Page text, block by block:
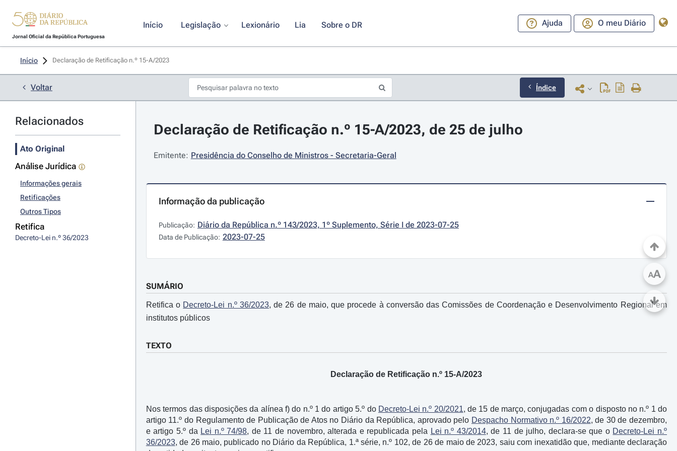
Jornal Oficial da República Portuguesa
Início Legislação Lexionário Lia Sobre o DR Ajuda O meu Diário
Início Declaração de Retificação n.º 15-A/2023
Voltar Índice
Relacionados
Ato Original
Análise Jurídica
Informações gerais
Retificações
Outros Tipos
Retifica
Decreto-Lei n.º 36/2023
Declaração de Retificação n.º 15-A/2023, de 25 de julho
Emitente: Presidência do Conselho de Ministros - Secretaria-Geral
Informação da publicação
Publicação: Diário da República n.º 143/2023, 1º Suplemento, Série I de 2023-07-25
Data de Publicação: 2023-07-25
SUMÁRIO
Retifica o Decreto-Lei n.º 36/2023, de 26 de maio, que procede à conversão das Comissões de Coordenação e Desenvolvimento Regional em
institutos públicos
TEXTO
Declaração de Retificação n.º 15-A/2023
Nos termos das disposições da alínea f) do n.º 1 do artigo 5.º do Decreto-Lei n.º 20/2021, de 15 de março, conjugadas com o disposto no n.º 1 do
artigo 11.º do Regulamento de Publicação de Atos no Diário da República, aprovado pelo Despacho Normativo n.º 16/2022, de 30 de dezembro,
e artigo 5.º da Lei n.º 74/98, de 11 de novembro, alterada e republicada pela Lei n.º 43/2014, de 11 de julho, declara-se que o Decreto-Lei n.º
36/2023, de 26 maio, publicado no Diário da República, 1.ª série, n.º 102, de 26 de maio de 2023, saiu com inexatidão que, mediante declaração
AA